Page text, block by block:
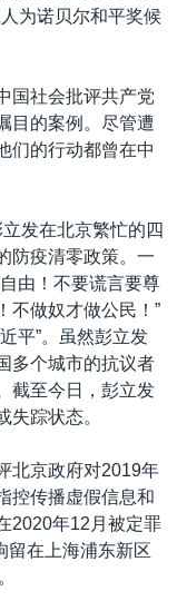
为诺贝尔和平奖候
国社会批评共产党
目的案例。尽管遭
们的行动都曾在中
发在北京繁忙的四
防疫清零政策。一
由！不要谎言要尊
不做奴才做公民！”
平”。虽然彭立发
多个城市的抗议者
截至今日，彭立发
踪状态。
北京政府对2019年
控传播虚假信息和
2020年12月被定罪
留在上海浦东新区